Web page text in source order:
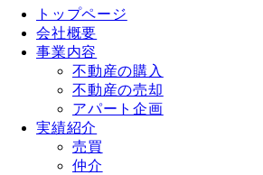
トップページ
会社概要
事業内容
不動産の購入
不動産の売却
アパート企画
実績紹介
売買
仲介